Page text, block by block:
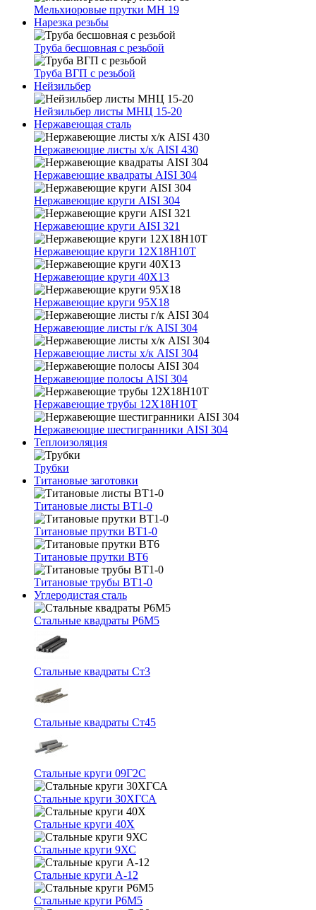
Мельхиоровые прутки МН 19
Нарезка резьбы
Труба бесшовная с резьбой
Труба ВГП с резьбой
Нейзильбер
Нейзильбер листы МНЦ 15-20
Нержавеющая сталь
Нержавеющие листы х/к AISI 430
Нержавеющие квадраты AISI 304
Нержавеющие круги AISI 304
Нержавеющие круги AISI 321
Нержавеющие круги 12Х18Н10Т
Нержавеющие круги 40Х13
Нержавеющие круги 95Х18
Нержавеющие листы г/к AISI 304
Нержавеющие листы х/к AISI 304
Нержавеющие полосы AISI 304
Нержавеющие трубы 12Х18Н10Т
Нержавеющие шестигранники AISI 304
Теплоизоляция
Трубки
Титановые заготовки
Титановые листы ВТ1-0
Титановые прутки ВТ1-0
Титановые прутки ВТ6
Титановые трубы ВТ1-0
Углеродистая сталь
Стальные квадраты Р6М5
Стальные квадраты Ст3
Стальные квадраты Ст45
Стальные круги 09Г2С
Стальные круги 30ХГСА
Стальные круги 40Х
Стальные круги 9ХС
Стальные круги А-12
Стальные круги Р6М5